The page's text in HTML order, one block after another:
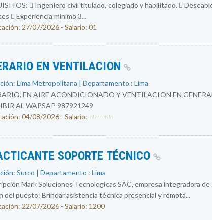
 Ingeniero civil titulado, colegiado y habilitado. 
 Experiencia mínimo 3...
27/07/2026 - Salario: 01
EN VENTILACION
Lima Metropolitana | Departamento : Lima
EN AIRE ACONDICIONADO Y VENTILACION EN
AL WAPSAP 987921249
04/08/2026 - Salario: ----------
SOPORTE TÉCNICO
Surco | Departamento : Lima
Mark Soluciones Tecnologicas SAC, empresa integradora
del puesto: Brindar asistencia técnica presencial y remota...
22/07/2026 - Salario: 1200